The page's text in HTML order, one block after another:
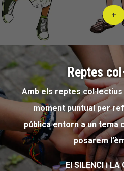
+
Reptes
Amb els reptes
moment puntual per
pública entorn a un tema
posarem
El SILENCI i LA